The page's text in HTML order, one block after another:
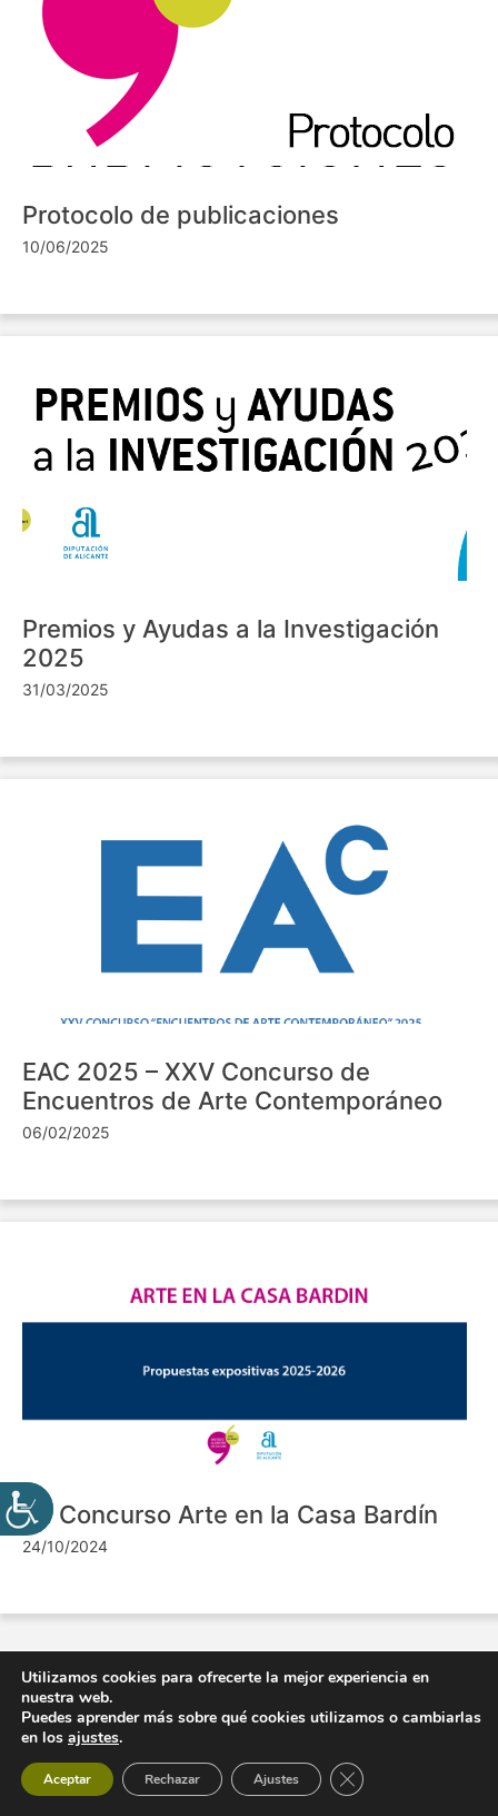
Protocolo de publicaciones
10/06/2025
Premios y Ayudas a la Investigación
2025
31/03/2025
EAC 2025 – XXV Concurso de
Encuentros de Arte Contemporáneo
06/02/2025
VII Concurso Arte en la Casa Bardín
24/10/2024
Utilizamos cookies para ofrecerte la mejor experiencia en
nuestra web.
Puedes aprender más sobre qué cookies utilizamos o cambiarlas
en los ajustes.
Aceptar Rechazar Ajustes Cerrar el banner de